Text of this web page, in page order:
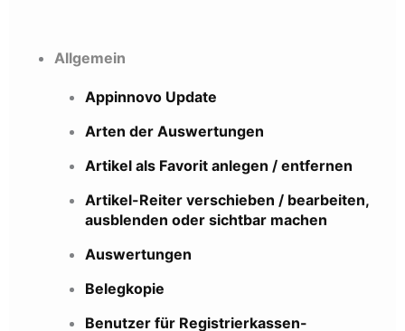
Allgemein
Appinnovo Update
Arten der Auswertungen
Artikel als Favorit anlegen / entfernen
Artikel-Reiter verschieben / bearbeiten,
ausblenden oder sichtbar machen
Auswertungen
Belegkopie
Benutzer für Registrierkassen-